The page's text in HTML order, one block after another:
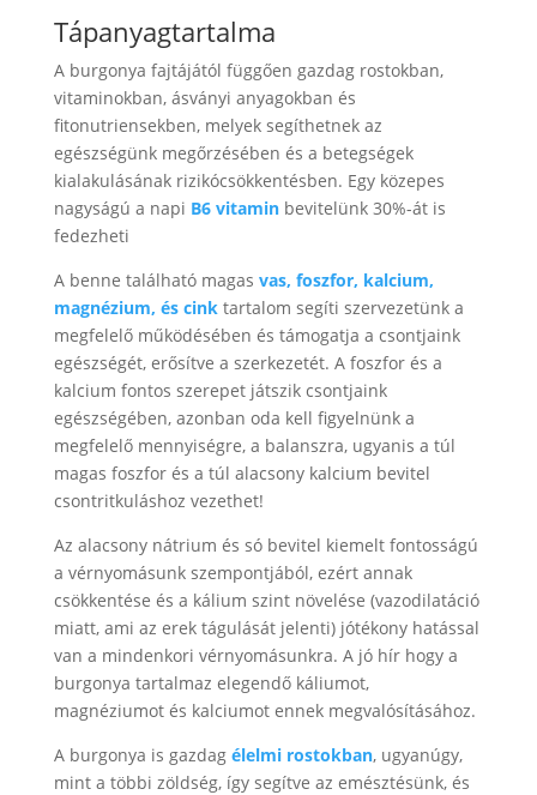
Tápanyagtartalma
A burgonya fajtájától függően gazdag rostokban,
vitaminokban, ásványi anyagokban és
fitonutriensekben, melyek segíthetnek az
egészségünk megőrzésében és a betegségek
kialakulásának rizikócsökkentésben. Egy közepes
nagyságú a napi B6 vitaminbevitelünk 30%-át is
fedezheti
A benne található magas vas, foszfor, kalcium,
magnézium, és cink tartalom segíti szervezetünk a
megfelelő működésében és támogatja a csontjaink
egészségét, erősítve a szerkezetét. A foszfor és a
kalcium fontos szerepet játszik csontjaink
egészségében, azonban oda kell figyelnünk a
megfelelő mennyiségre, a balanszra, ugyanis a túl
magas foszfor és a túl alacsony kalcium bevitel
csontritkuláshoz vezethet!
Az alacsony nátrium és só bevitel kiemelt fontosságú
a vérnyomásunk szempontjából, ezért annak
csökkentése és a kálium szint növelése (vazodilatáció
miatt, ami az erek tágulását jelenti) jótékony hatással
van a mindenkori vérnyomásunkra. A jó hír hogy a
burgonya tartalmaz elegendő káliumot,
magnéziumot és kalciumot ennek megvalósításához.
A burgonya is gazdag élelmi rostokban, ugyanúgy,
mint a többi zöldség, így segítve az emésztésünk, és